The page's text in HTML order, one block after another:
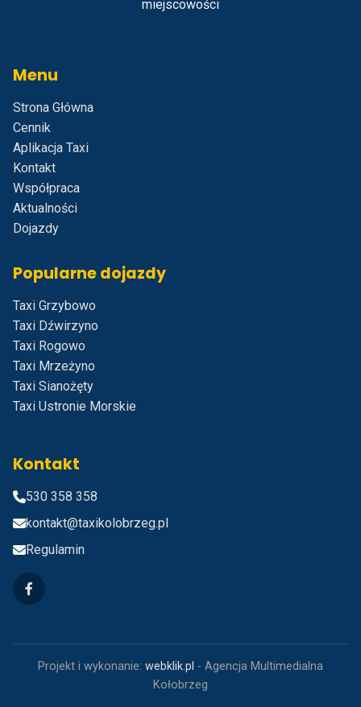
miejscowości
Menu
Strona Główna
Cennik
Aplikacja Taxi
Kontakt
Współpraca
Aktualności
Dojazdy
Popularne dojazdy
Taxi Grzybowo
Taxi Dźwirzyno
Taxi Rogowo
Taxi Mrzeżyno
Taxi Sianożęty
Taxi Ustronie Morskie
Kontakt
530 358 358
kontakt@taxikolobrzeg.pl
Regulamin
Projekt i wykonanie: webklik.pl - Agencja Multimedialna
Kołobrzeg